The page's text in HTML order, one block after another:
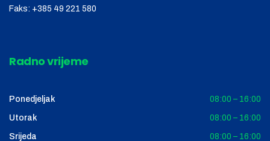
Faks: +385 49 221 580
Radno vrijeme
Ponedjeljak 08:00 – 16:00
Utorak 08:00 – 16:00
Srijeda 08:00 – 16:00